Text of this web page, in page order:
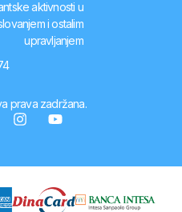
aktivnosti u
i ostalim
upravljanjem
prava zadržana.